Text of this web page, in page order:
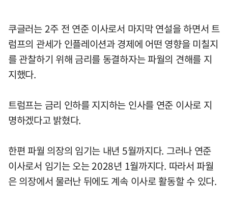
쿠글러는 2주 전 연준 이사로서 마지막 연설을 하면서 트
럼프의 관세가 인플레이션과 경제에 어떤 영향을 미칠지
를 관찰하기 위해 금리를 동결하자는 파월의 견해를 지
지했다.
트럼프는 금리 인하를 지지하는 인사를 연준 이사로 지
명하겠다고 밝혔다.
한편 파월 의장의 임기는 내년 5월까지다. 그러나 연준
이사로서 임기는 오는 2028년 1월까지다. 따라서 파월
은 의장에서 물러난 뒤에도 계속 이사로 활동할 수 있다.